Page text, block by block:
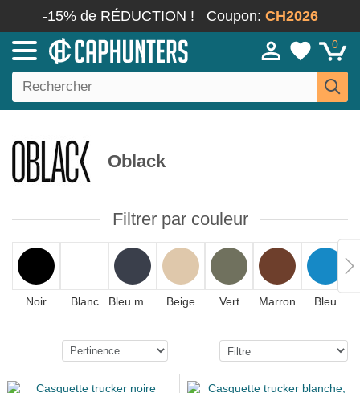
-15% de RÉDUCTION ! Coupon: CH2026
0
Oblack
Filtrer par couleur
Noir Blanc Beige Vert Marron Bleu